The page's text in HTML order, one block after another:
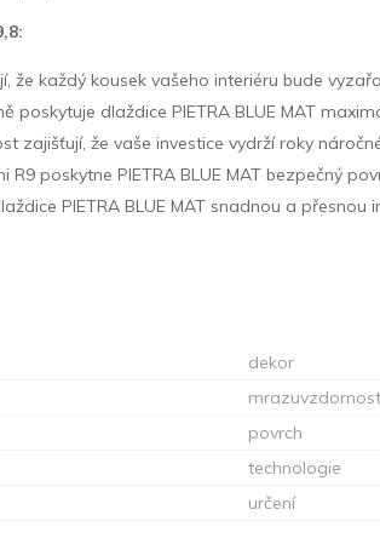
že každý kousek vašeho interiéru bude
dlaždice PIETRA BLUE MAT
zajišťují, že vaše investice vydrží roky
poskytne PIETRA BLUE MAT bezpečný
PIETRA BLUE MAT snadnou a
dekor
mrazuvzdornost
povrch
technologie
určení